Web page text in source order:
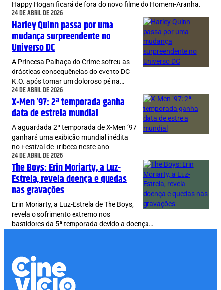
Happy Hogan ficará de fora do novo filme do Homem-Aranha.
24 DE ABRIL DE 2026
Harley Quinn passa por uma
mudança surpreendente no
Universo DC
A Princesa Palhaça do Crime sofreu as
drásticas consequências do evento DC
K.O. após tomar um doloroso pé na…
24 DE ABRIL DE 2026
X-Men ’97: 2ª temporada ganha
data de estreia mundial
A aguardada 2ª temporada de X-Men ’97
ganhará uma exibição mundial inédita
no Festival de Tribeca neste ano.
24 DE ABRIL DE 2026
The Boys: Erin Moriarty, a Luz-
Estrela, revela doença e quedas
nas gravações
Erin Moriarty, a Luz-Estrela de The Boys,
revela o sofrimento extremo nos
bastidores da 5ª temporada devido a doença…